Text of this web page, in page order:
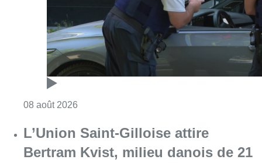
ans qui renforce les U23